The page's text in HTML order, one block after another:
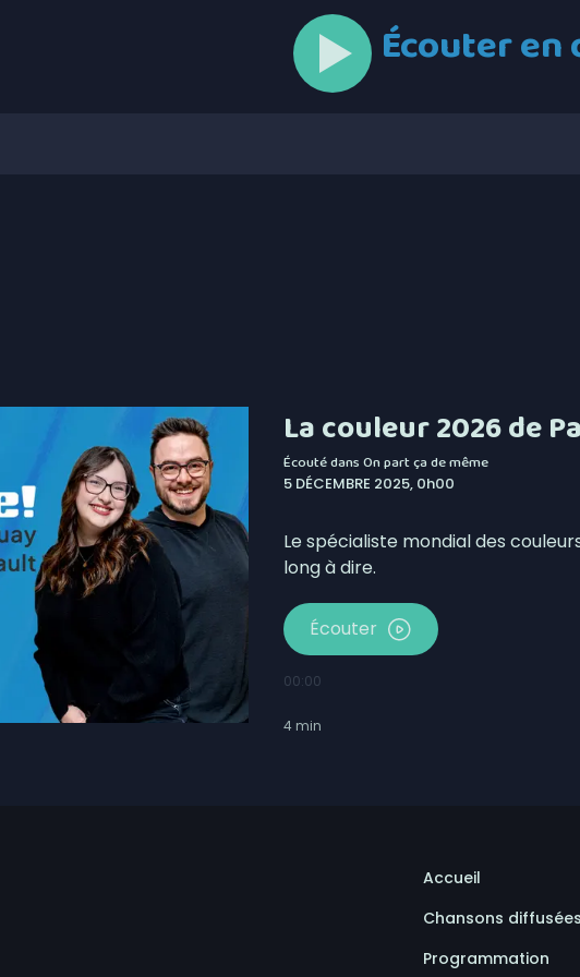
Écouter
La couleur 2026 de
Écouté dansOn part ça de même
5 DÉCEMBRE 2025, 0h00
Le spécialiste mondial des
long à dire.
Écouter
00:00
4 min
Accueil
Chansons diffusées
Programmation